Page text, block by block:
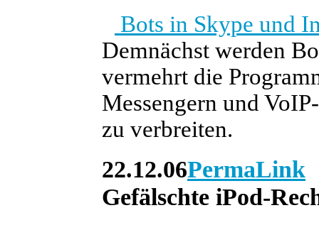
Bots in Skype und
Demnächst werden
vermehrt die
Messengern und
zu verbreiten.
22.12.06PermaLink
Gefälschte iPod-